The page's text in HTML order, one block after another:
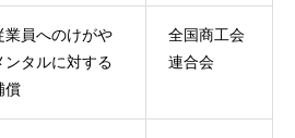
業員へのけがや
ンタルに対する
償
全国商工会
連合会